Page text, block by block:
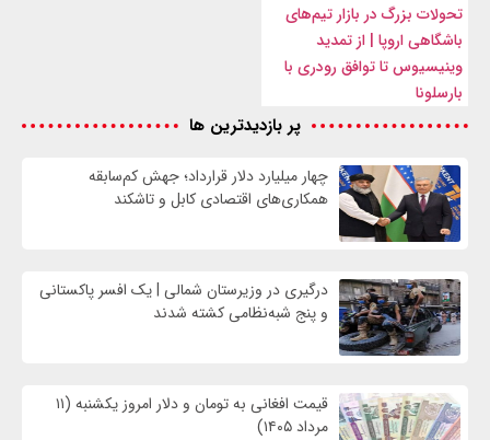
تحولات بزرگ در بازار تیم‌های
باشگاهی اروپا | از تمدید
وینیسیوس تا توافق رودری با
بارسلونا
پر بازدیدترین ها
چهار میلیارد دلار قرارداد؛ جهش کم‌سابقه
همکاری‌های اقتصادی کابل و تاشکند
درگیری در وزیرستان شمالی | یک افسر پاکستانی
و پنج شبه‌نظامی کشته شدند
قیمت افغانی به تومان و دلار امروز یکشنبه (۱۱
مرداد ۱۴۰۵)